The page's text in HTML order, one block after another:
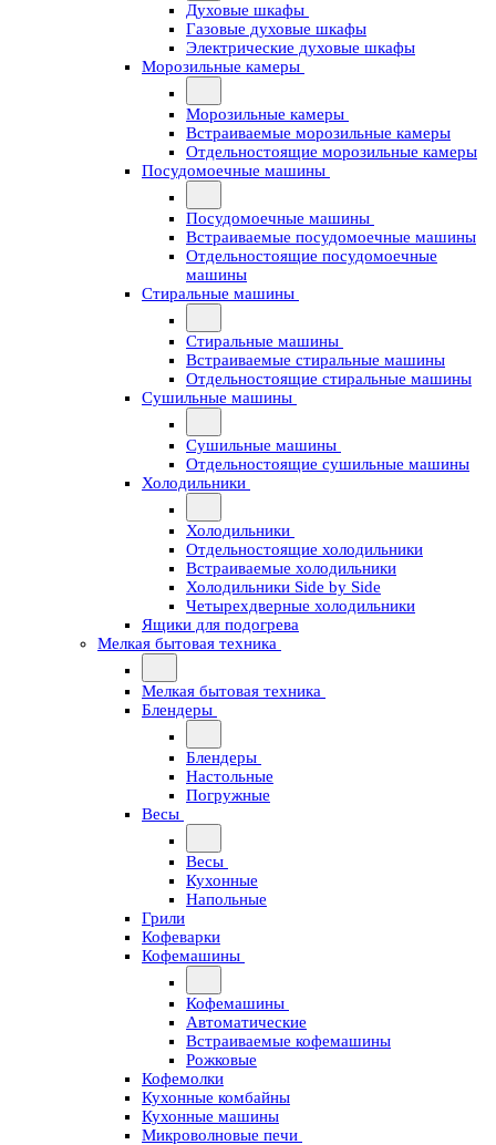
Духовые шкафы
Газовые духовые шкафы
Электрические духовые шкафы
Морозильные камеры
Морозильные камеры
Встраиваемые морозильные камеры
Отдельностоящие морозильные камеры
Посудомоечные машины
Посудомоечные машины
Встраиваемые посудомоечные машины
Отдельностоящие посудомоечные
машины
Стиральные машины
Стиральные машины
Встраиваемые стиральные машины
Отдельностоящие стиральные машины
Сушильные машины
Сушильные машины
Отдельностоящие сушильные машины
Холодильники
Холодильники
Отдельностоящие холодильники
Встраиваемые холодильники
Холодильники Side by Side
Четырехдверные холодильники
Ящики для подогрева
Мелкая бытовая техника
Мелкая бытовая техника
Блендеры
Блендеры
Настольные
Погружные
Весы
Весы
Кухонные
Напольные
Грили
Кофеварки
Кофемашины
Кофемашины
Автоматические
Встраиваемые кофемашины
Рожковые
Кофемолки
Кухонные комбайны
Кухонные машины
Микроволновые печи